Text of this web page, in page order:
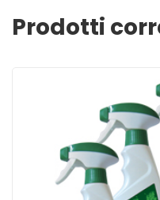
aloni e i depositi di
spruzzarlo sulla
Tre sacchi di
uno in omaggio,
brevettata per una
accurata delle stufe a
Spazzacamino
a rimuovere i residui
Prodotti